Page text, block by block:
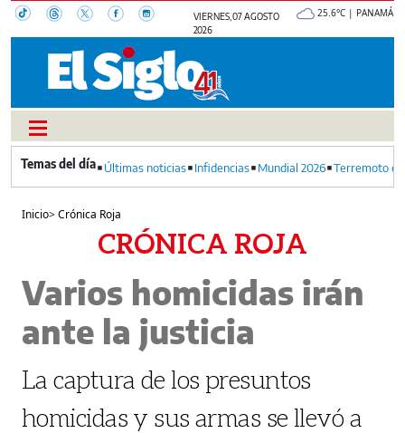
VIERNES, 07 AGOSTO
2026
25.6°C | PANAMÁ
Últimas noticias Infidencias Mundial 2026 Terremoto
Inicio>Crónica Roja
CRÓNICA ROJA
Varios homicidas irán
ante la justicia
La captura de los presuntos
homicidas y sus armas se llevó a